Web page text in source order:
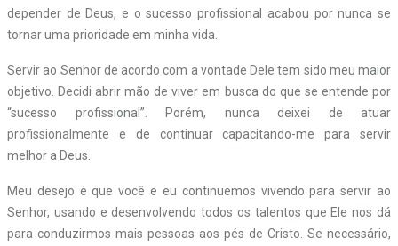
depender de Deus, e o sucesso profissional acabou por nunca se
tornar uma prioridade em minha vida.
Servir ao Senhor de acordo com a vontade Dele tem sido meu maior
objetivo. Decidi abrir mão de viver em busca do que se entende por
“sucesso profissional”. Porém, nunca deixei de atuar
profissionalmente e de continuar capacitando-me para servir
melhor a Deus.
Meu desejo é que você e eu continuemos vivendo para servir ao
Senhor, usando e desenvolvendo todos os talentos que Ele nos dá
para conduzirmos mais pessoas aos pés de Cristo. Se necessário,